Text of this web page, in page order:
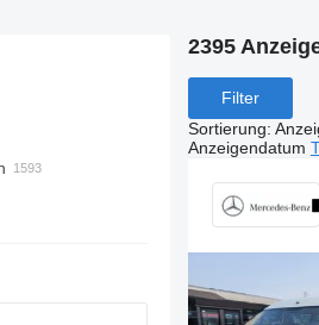
2395
Filter
Sortierung:
Anzeigendatum